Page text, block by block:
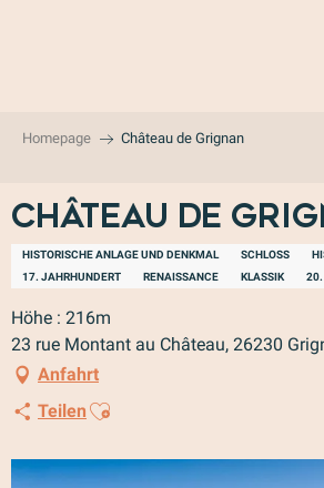
Homepage Château de Grignan
Château de
HISTORISCHE ANLAGE UND DENKMAL SCHLOSS
17. JAHRHUNDERT
RENAISSANCE KLASSIK 20.
Höhe : 216m
23 rue Montant au Château, 26230
Anfahrt
Teilen Ajouter aux favoris